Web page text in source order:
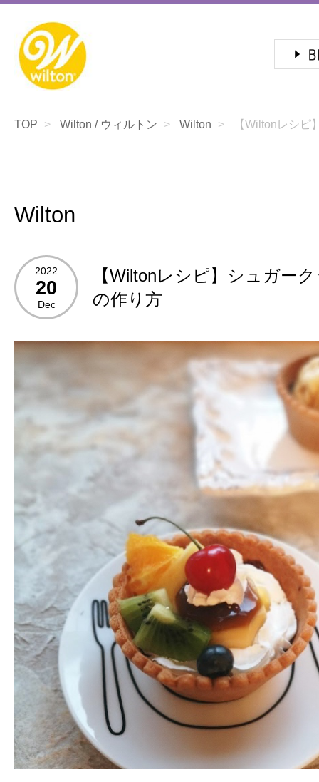
TOP Wilton / ウィルトン Wilton 【Wiltonレシピ
Wilton
2022
20
Dec
【Wiltonレシピ】シュガー
の作り方